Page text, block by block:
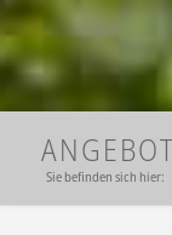
Sie befinden sich hier: